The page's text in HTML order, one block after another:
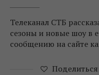
Телеканал СТБ
сезоны и новые шоу в
сообщению на сайте